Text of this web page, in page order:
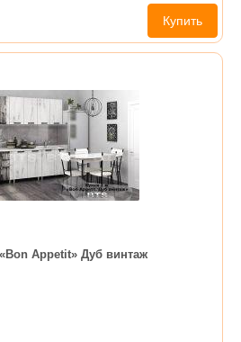
Купить
Appetit» Дуб винтаж